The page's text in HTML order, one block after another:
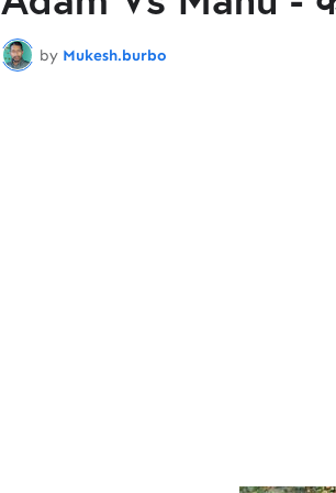
by Mukesh.burbo